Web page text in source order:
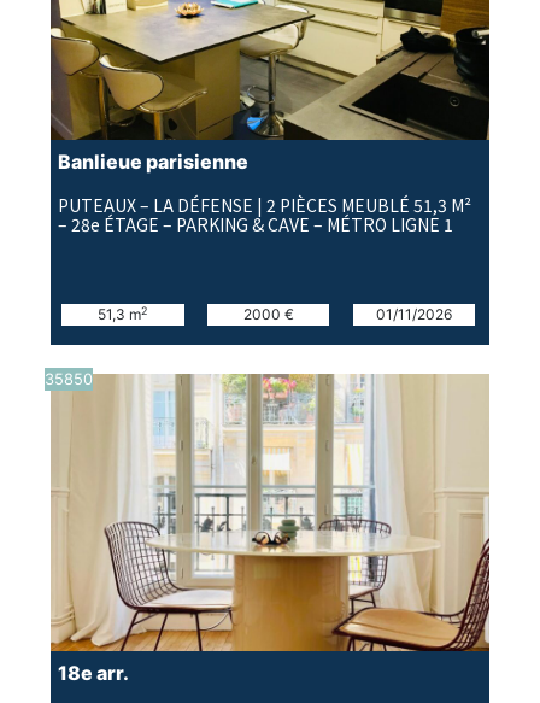
Banlieue parisienne
PUTEAUX – LA DÉFENSE | 2 PIÈCES MEUBLÉ 51,3 M²
– 28e ÉTAGE – PARKING & CAVE – MÉTRO LIGNE 1
51,3 m2 2000 € 01/11/2026
35850
18e arr.